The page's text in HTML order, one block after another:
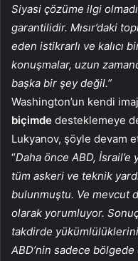
Siyasi çözüme ilgi
garantilidir. Mısır’daki
eden istikrarlı ve kalıcı
konuşmalar, uzun
başka bir şey değil.”
Washington’un kendi
biçimde desteklemeye
Lukyanov, şöyle devam
“Daha önce ABD, İsrail’e
tüm askeri ve teknik
bulunmuştu. Ve mevcut
olarak yorumluyor.
takdirde
ABD’nin sadece